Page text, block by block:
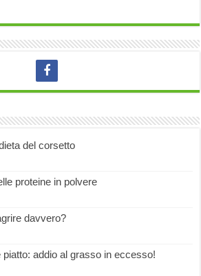
del corsetto
proteine in polvere
davvero?
piatto: addio al grasso in eccesso!